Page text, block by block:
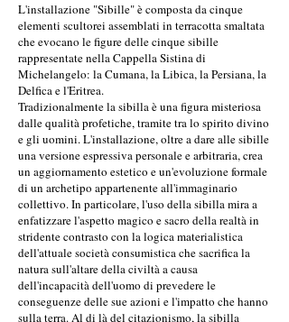
L'installazione "Sibille" è composta da cinque
elementi scultorei assemblati in terracotta smaltata
che evocano le figure delle cinque sibille
rappresentate nella Cappella Sistina di
Michelangelo: la Cumana, la Libica, la Persiana, la
Delfica e l'Eritrea.
Tradizionalmente la sibilla è una figura misteriosa
dalle qualità profetiche, tramite tra lo spirito divino
e gli uomini. L'installazione, oltre a dare alle sibille
una versione espressiva personale e arbitraria, crea
un aggiornamento estetico e un'evoluzione formale
di un archetipo appartenente all'immaginario
collettivo. In particolare, l'uso della sibilla mira a
enfatizzare l'aspetto magico e sacro della realtà in
stridente contrasto con la logica materialistica
dell'attuale società consumistica che sacrifica la
natura sull'altare della civiltà a causa
dell'incapacità dell'uomo di prevedere le
conseguenze delle sue azioni e l'impatto che hanno
sulla terra. Al di là del citazionismo, la sibilla